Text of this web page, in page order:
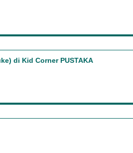
di Kid Corner PUSTAKA